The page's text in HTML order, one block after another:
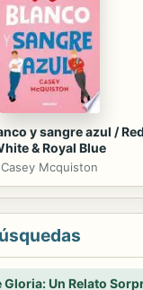
y sangre azul /
& Royal Blue
Casey Mcquiston
Un Relato